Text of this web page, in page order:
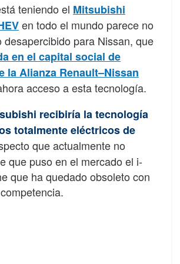
teniendo el Mitsubishi
en todo el mundo parece no
desapercibido para Nissan, que
en el capital social de
la Alianza Renault–Nissan
acceso a esta tecnología.
recibiría la tecnología
totalmente eléctricos de
que actualmente no
que puso en el mercado el i-
que ha quedado obsoleto con